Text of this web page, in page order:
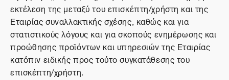
εκτέλεση της μεταξύ του επισκέπτη/χρήστη και της
Εταιρίας συναλλακτικής σχέσης, καθώς και για
στατιστικούς λόγους και για σκοπούς ενημέρωσης και
προώθησης προϊόντων και υπηρεσιών της Εταιρίας
κατόπιν ειδικής προς τούτο συγκατάθεσης του
επισκέπτη/χρήστη.